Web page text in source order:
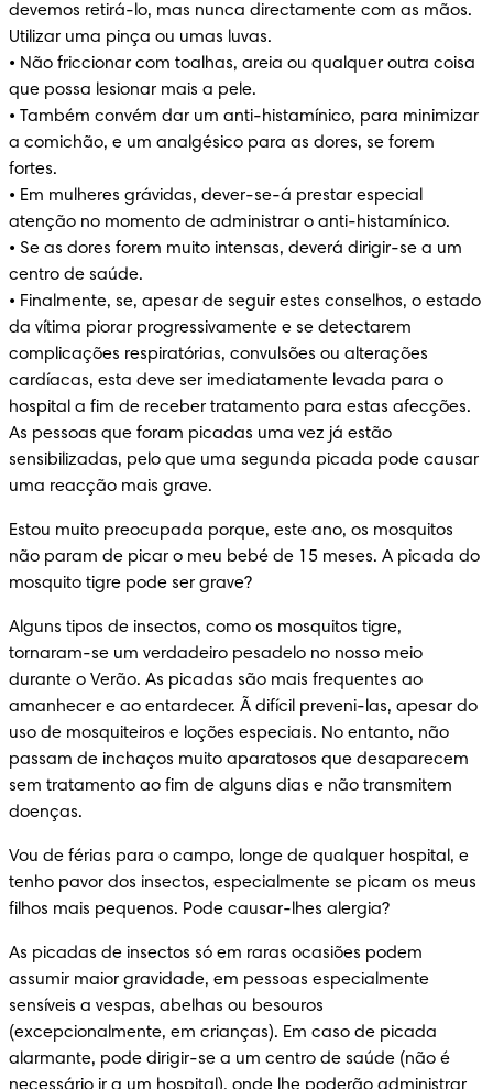
devemos retirá-lo, mas nunca directamente com as mãos.
Utilizar uma pinça ou umas luvas.
• Não friccionar com toalhas, areia ou qualquer outra coisa
que possa lesionar mais a pele.
• Também convém dar um anti-histamínico, para minimizar
a comichão, e um analgésico para as dores, se forem
fortes.
• Em mulheres grávidas, dever-se-á prestar especial
atenção no momento de administrar o anti-histamínico.
• Se as dores forem muito intensas, deverá dirigir-se a um
centro de saúde.
• Finalmente, se, apesar de seguir estes conselhos, o estado
da vítima piorar progressivamente e se detectarem
complicações respiratórias, convulsões ou alterações
cardíacas, esta deve ser imediatamente levada para o
hospital a fim de receber tratamento para estas afecções.
As pessoas que foram picadas uma vez já estão
sensibilizadas, pelo que uma segunda picada pode causar
uma reacção mais grave.
Estou muito preocupada porque, este ano, os mosquitos
não param de picar o meu bebé de 15 meses. A picada do
mosquito tigre pode ser grave?
Alguns tipos de insectos, como os mosquitos tigre,
tornaram-se um verdadeiro pesadelo no nosso meio
durante o Verão. As picadas são mais frequentes ao
amanhecer e ao entardecer. Ã difícil preveni-las, apesar do
uso de mosquiteiros e loções especiais. No entanto, não
passam de inchaços muito aparatosos que desaparecem
sem tratamento ao fim de alguns dias e não transmitem
doenças.
Vou de férias para o campo, longe de qualquer hospital, e
tenho pavor dos insectos, especialmente se picam os meus
filhos mais pequenos. Pode causar-lhes alergia?
As picadas de insectos só em raras ocasiões podem
assumir maior gravidade, em pessoas especialmente
sensíveis a vespas, abelhas ou besouros
(excepcionalmente, em crianças). Em caso de picada
alarmante, pode dirigir-se a um centro de saúde (não é